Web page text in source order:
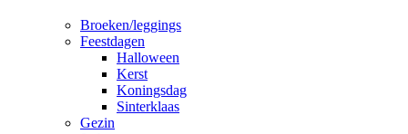
Broeken/leggings
Feestdagen
Halloween
Kerst
Koningsdag
Sinterklaas
Gezin